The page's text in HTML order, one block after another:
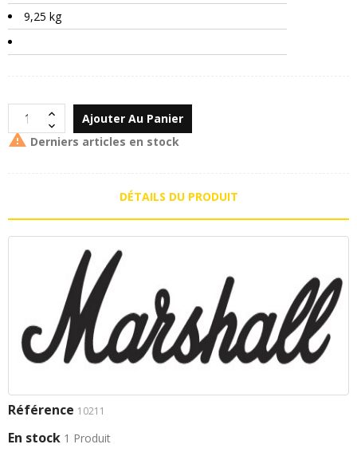
9,25 kg
Ajouter Au Panier
 Derniers articles en stock
DÉTAILS DU PRODUIT
Référence 10211
En stock 1 Produit